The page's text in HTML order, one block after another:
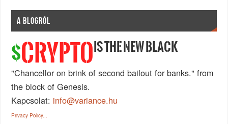
A BLOGRÓL
$CRYPTO IS THE NEW BLACK
"Chancellor on brink of second bailout for banks." from
the block of Genesis.
Kapcsolat: info@variance.hu
Privacy Policy...